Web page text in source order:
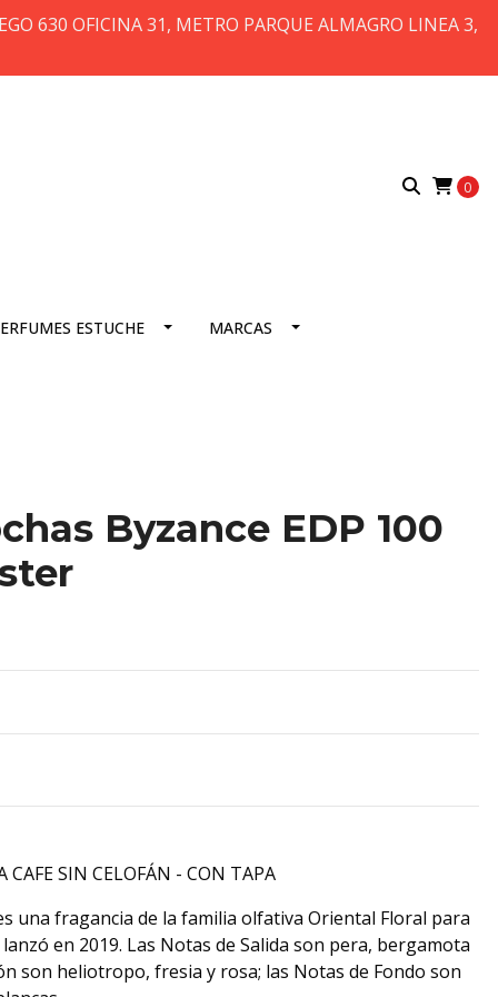
630 OFICINA 31, METRO PARQUE ALMAGRO LINEA 3,
0
ESTUCHE MARCAS
Byzance EDP 100
CAFE SIN CELOFÁN - CON TAPA
una fragancia de la familia olfativa Oriental Floral para
lanzó en 2019. Las Notas de Salida son pera, bergamota
son heliotropo, fresia y rosa; las Notas de Fondo son